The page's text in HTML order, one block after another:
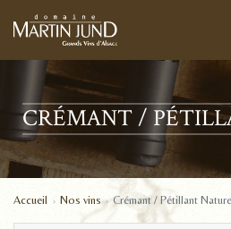
CRÉMANT /
Accueil Nos vins Crémant / Pétillant